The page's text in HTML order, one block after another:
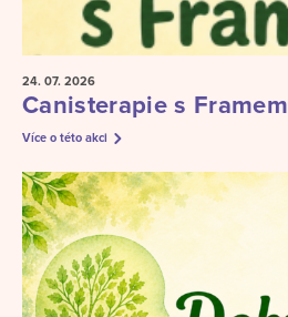
24. 07. 2026
Canisterapie s Framem
Více o této akci